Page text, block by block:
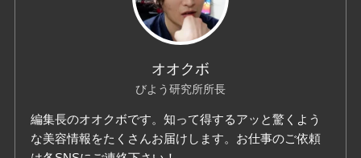
オオクボ
びよう研究所所長
編集長のオオクボです。知って得するアッと驚くよう
な美容情報をたくさんお届けします。お仕事のご依頼